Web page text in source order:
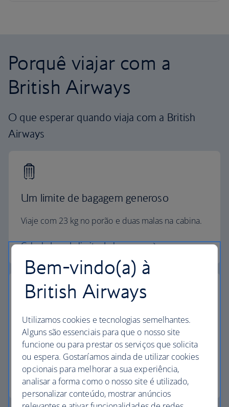
Porquê viajar com a
British Airways
O que esperar quando viaja com a British
Airways
Um limite de bagagem generoso
Viaje com 23 kg no porão e duas malas na cabina.
Calculadora de limite de bagagem
Os mais elevados padrões
Escolha a British Airways para desfrutar de mais do
que apenas um voo.
Descubra a experiência
Bem-vindo(a) à
British Airways
Utilizamos cookies e tecnologias semelhantes.
Alguns são essenciais para que o nosso site
funcione ou para prestar os serviços que solicita
ou espera. Gostaríamos ainda de utilizar cookies
opcionais para melhorar a sua experiência,
analisar a forma como o nosso site é utilizado,
personalizar conteúdo, mostrar anúncios